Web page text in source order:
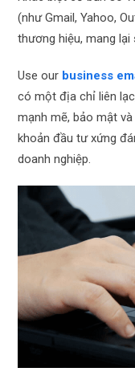
(như Gmail, Yahoo,
thương hiệu, mang
Use our business
có một địa chỉ liên
mạnh mẽ, bảo mật
khoản đầu tư xứng
doanh nghiệp.